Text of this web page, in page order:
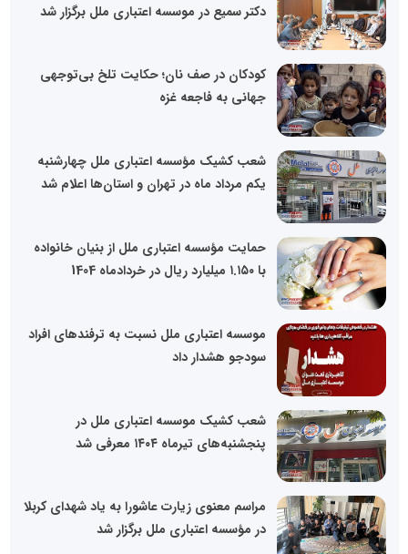
دکتر سمیع در موسسه اعتباری ملل برگزار شد
کودکان در صف نان؛ حکایت تلخ بی‌توجهی
جهانی به فاجعه غزه
شعب کشیک مؤسسه اعتباری ملل چهارشنبه
یکم مرداد ماه در تهران و استان‌ها اعلام شد
حمایت مؤسسه اعتباری ملل از بنیان خانواده
با ۱.۱۵۰ میلیارد ریال در خردادماه 1404
موسسه اعتباری ملل نسبت به ترفندهای افراد
سودجو هشدار داد
شعب کشیک موسسه اعتباری ملل در
پنجشنبه‌های تیرماه ۱۴۰۴ معرفی شد
مراسم معنوی زیارت عاشورا به یاد شهدای کربلا
در مؤسسه اعتباری ملل برگزار شد